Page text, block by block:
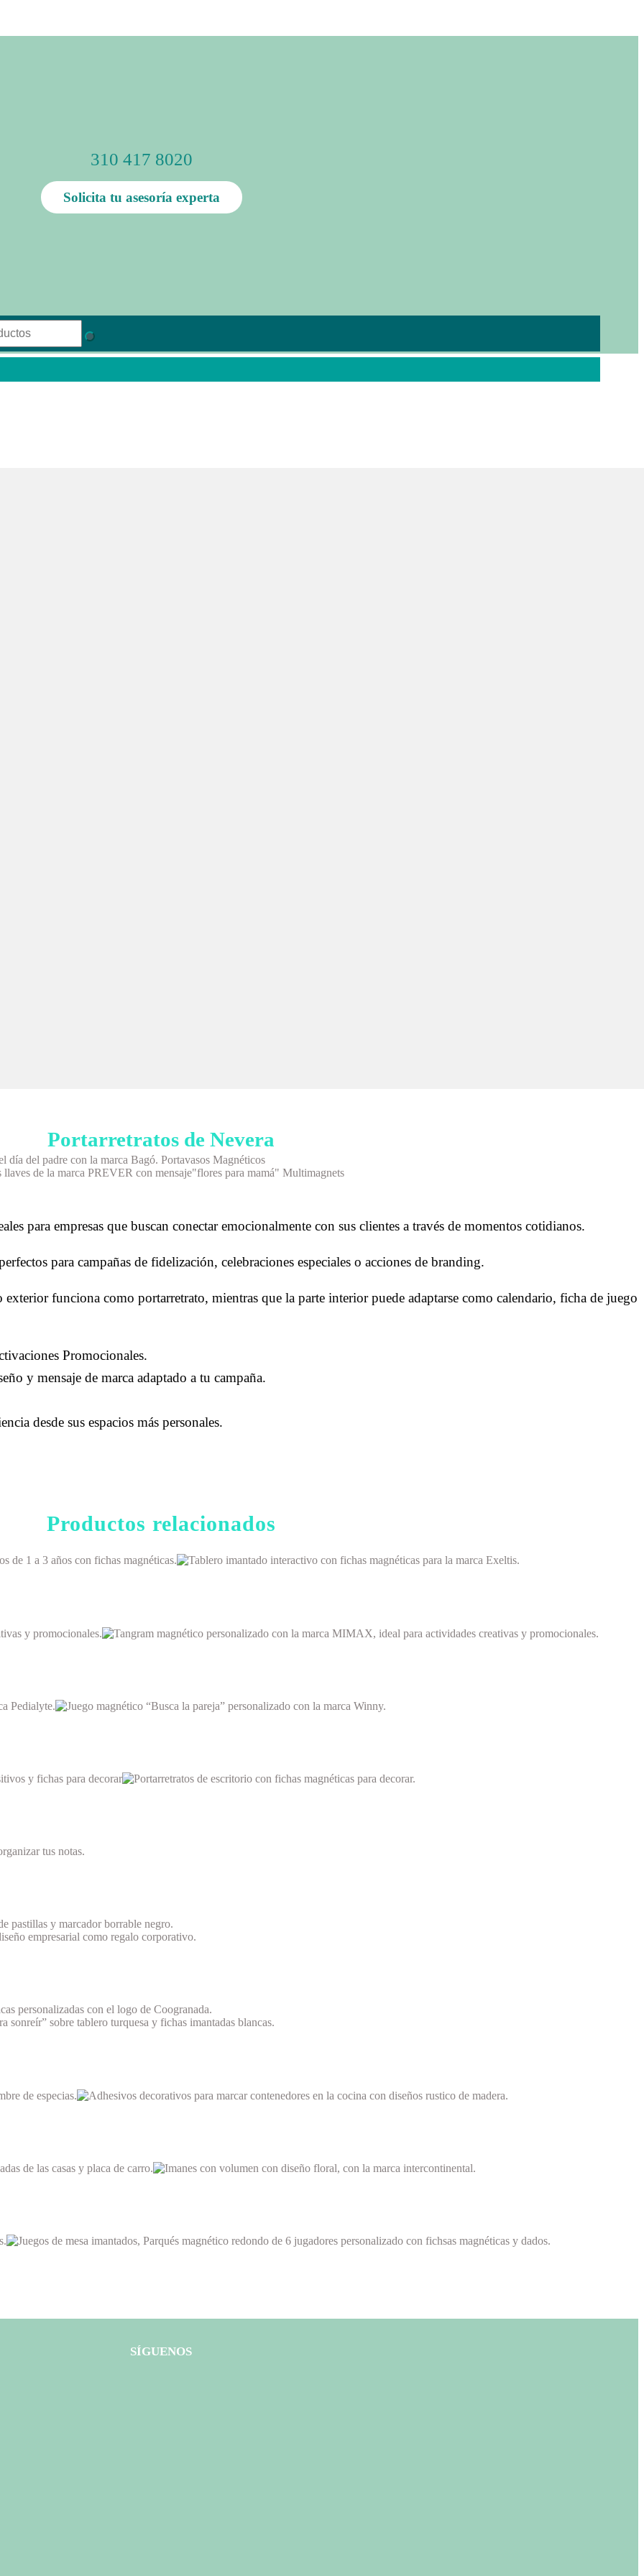
310 417 8020
Solicita tu asesoría experta
Portarretratos de Nevera
Portavasos Magnéticos
Multimagnets
para empresas que buscan conectar emocionalmente con sus clientes a través de momentos cotidianos.
para campañas de fidelización, celebraciones especiales o acciones de branding.
exterior funciona como portarretrato, mientras que la parte interior puede adaptarse como calendario, ficha de juego
Promocionales.
y mensaje de marca adaptado a tu campaña.
desde sus espacios más personales.
Productos relacionados
SÍGUENOS